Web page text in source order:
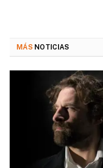
MÁS NOTICIAS